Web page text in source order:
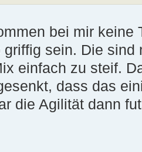
bei mir keine
griffig sein. Die sind
einfach zu steif.
dass das
die Agilität dann